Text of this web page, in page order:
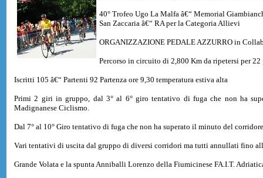
40° Trofeo Ugo La Malfa â€“ Memorial
San Zaccaria â€“ RA per la Categoria Allievi
ORGANIZZAZIONE PEDALE AZZURRO in
Percorso in circuito di 2,800 Km da ripetersi per
Iscritti 105 â€“ Partenti 92 Partenza ore 9,30 temperatura estiva alta
Primi 2 giri in gruppo, dal 3° al 6° giro tentativo di fuga che non ha
Madignanese Ciclismo.
Dal 7° al 10° Giro tentativo di fuga che non ha superato il minuto del
Vari tentativi di uscita dal gruppo di diversi corridori ma tutti annullati fino
Grande Volata e la spunta Anniballi Lorenzo della Fiumicinese FA.I.T.